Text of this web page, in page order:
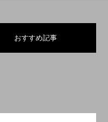
おすすめ記事